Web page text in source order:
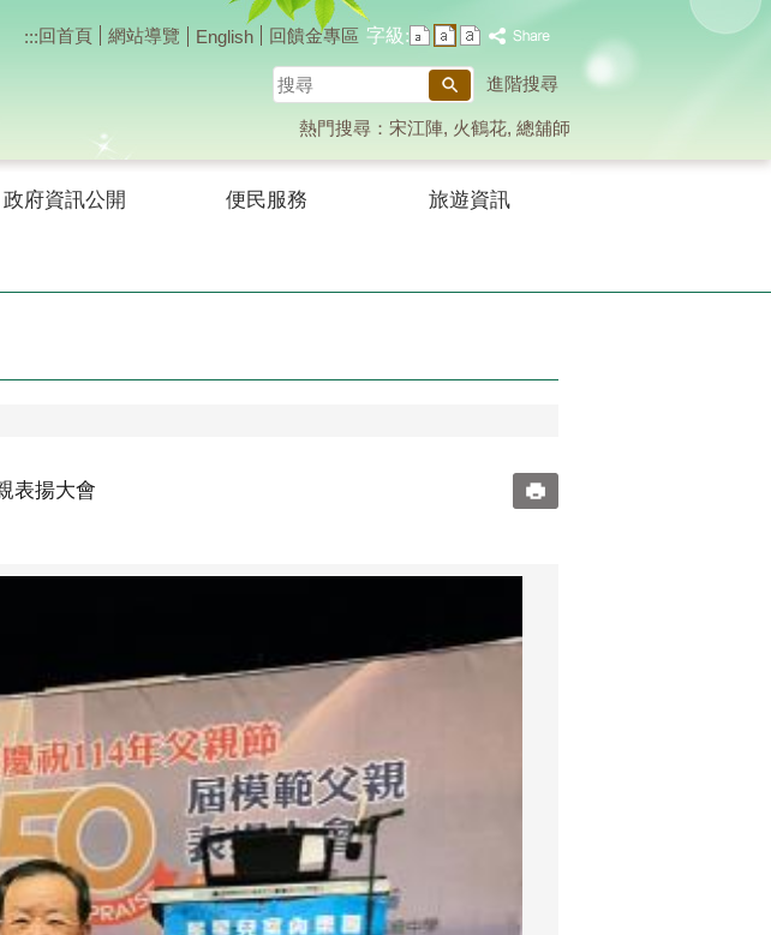
:::回首頁 網站導覽 English 回饋金專區 字級:
搜
尋
進階搜尋
熱門搜尋： 宋江陣 火鶴花 總舖師
政府資訊公開 便民服務 旅遊資訊
表揚大會